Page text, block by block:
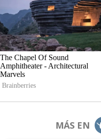
MÁS EN